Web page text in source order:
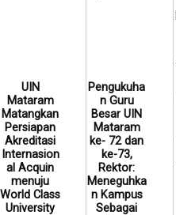
UIN
Mataram
Matangkan
Persiapan
Akreditasi
Internasion
al Acquin
menuju
World Class
University
Pengukuha
n Guru
Besar UIN
Mataram
ke- 72 dan
ke-73,
Rektor:
Meneguhka
n Kampus
Sebagai